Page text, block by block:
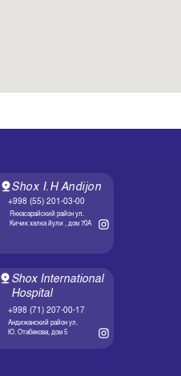
Яккасарайский район ул.
Кичик халка йули , дом 70А
+998 (71) 207-00-17
Shox International
Hospital
Андижанский район ул.
Ю. Отабекова, дом 5
+998 (55) 201-03-00
Shox I.H Andijon